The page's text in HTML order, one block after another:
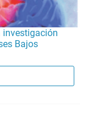
investigación
Bajos